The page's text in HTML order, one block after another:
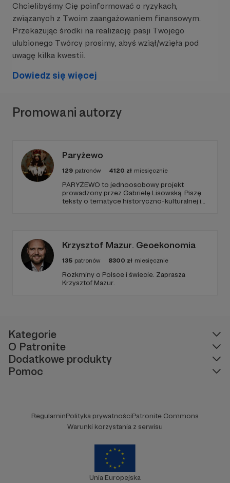
Chcielibyśmy Cię poinformować o ryzykach,
związanych z Twoim zaangażowaniem finansowym.
Przekazując środki na realizację pasji Twojego
ulubionego Twórcy prosimy, abyś wziął/wzięła pod
uwagę kilka kwestii.
Dowiedz się więcej
Promowani autorzy
Paryżewo
129 patronów 4120 zł miesięcznie
PARYŻEWO to jednoosobowy projekt
prowadzony przez Gabrielę Lisowską. Piszę
teksty o tematyce historyczno-kulturalnej i
Krzysztof Mazur. Geoekonomia
135 patronów 8300 zł miesięcznie
Rozkminy o Polsce i świecie. Zaprasza
Krzysztof Mazur.
Kategorie
O Patronite
Dodatkowe produkty
Pomoc
RegulaminPolityka prywatnościPatronite Commons
Warunki korzystania z serwisu
Unia Europejska